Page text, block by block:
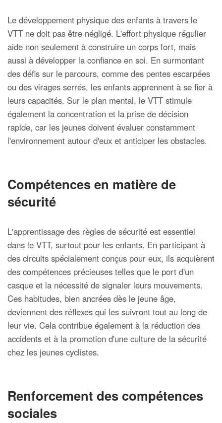
Le développement physique des enfants à travers le
VTT ne doit pas être négligé. L'effort physique régulier
aide non seulement à construire un corps fort, mais
aussi à développer la confiance en soi. En surmontant
des défis sur le parcours, comme des pentes escarpées
ou des virages serrés, les enfants apprennent à se fier à
leurs capacités. Sur le plan mental, le VTT stimule
également la concentration et la prise de décision
rapide, car les jeunes doivent évaluer constamment
l'environnement autour d'eux et anticiper les obstacles.
Compétences en matière de
sécurité
L'apprentissage des règles de sécurité est essentiel
dans le VTT, surtout pour les enfants. En participant à
des circuits spécialement conçus pour eux, ils acquièrent
des compétences précieuses telles que le port d'un
casque et la nécessité de signaler leurs mouvements.
Ces habitudes, bien ancrées dès le jeune âge,
deviennent des réflexes qui les suivront tout au long de
leur vie. Cela contribue également à la réduction des
accidents et à la promotion d'une culture de la sécurité
chez les jeunes cyclistes.
Renforcement des compétences
sociales